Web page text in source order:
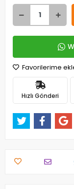
Favorilerime
Hızlı Gönderi